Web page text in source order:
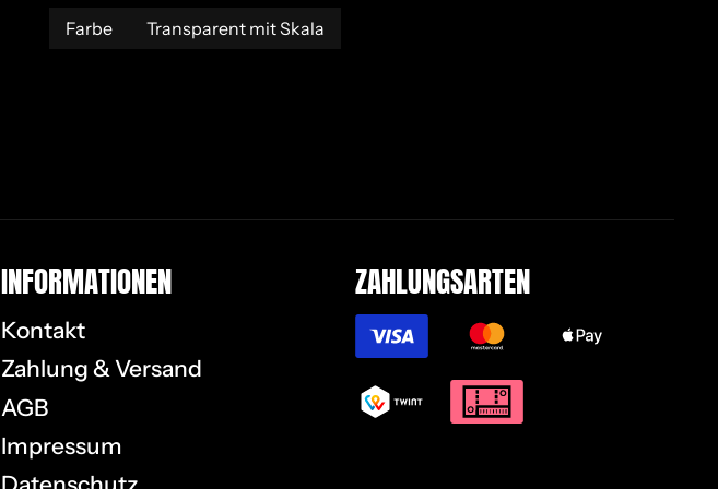
Farbe Transparent mit Skala
IN­FOR­MA­TIO­NEN
Kontakt
Zahlung & Versand
AGB
Impressum
ZAH­LUNGS­AR­TEN